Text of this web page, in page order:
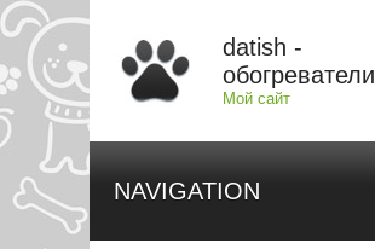
datish -
обогреватели
Мой сайт
NAVIGATION